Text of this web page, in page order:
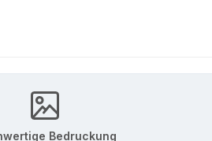
Bedruckung